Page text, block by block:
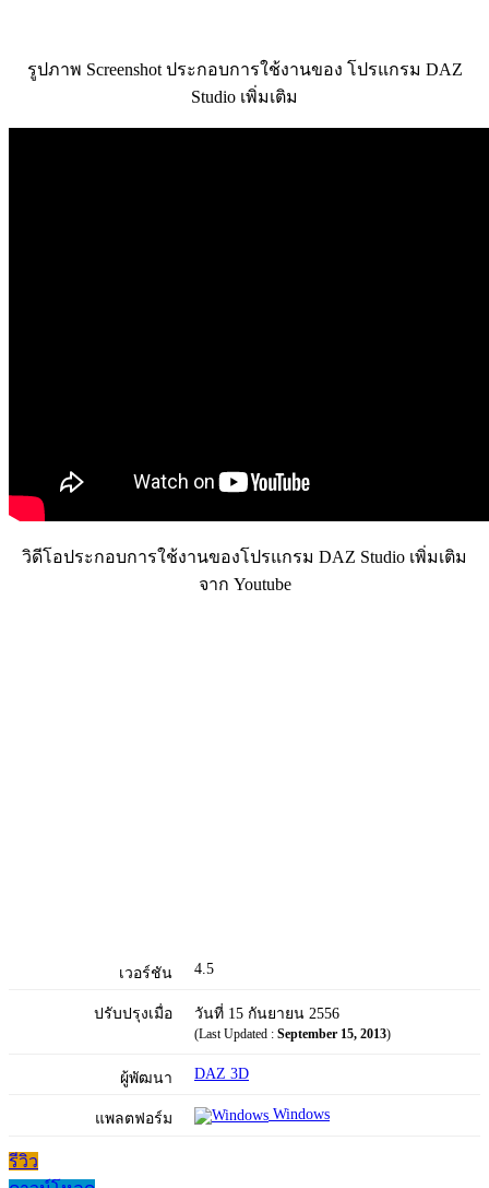
รูปภาพ Screenshot ประกอบการใช้งานของ โปรแกรม DAZ
Studio เพิ่มเติม
วิดีโอประกอบการใช้งานของโปรแกรม DAZ Studio เพิ่มเติม
จาก Youtube
เวอร์ชัน 4.5
ปรับปรุงเมื่อ วันที่ 15 กันยายน 2556
(Last Updated : September 15, 2013)
ผู้พัฒนา DAZ 3D
แพลตฟอร์ม Windows
รีวิว